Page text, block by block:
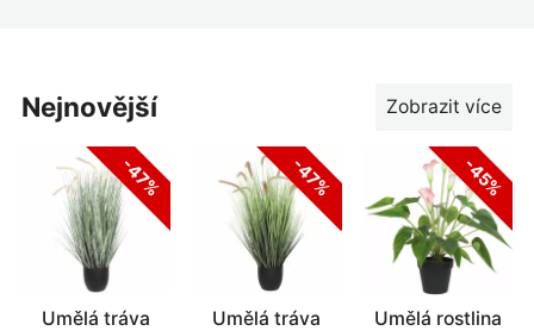
nejnovější
-47%
Umělá tráva
-47%
Umělá tráva
-45%
Umělá rostlina
Zobrazit více